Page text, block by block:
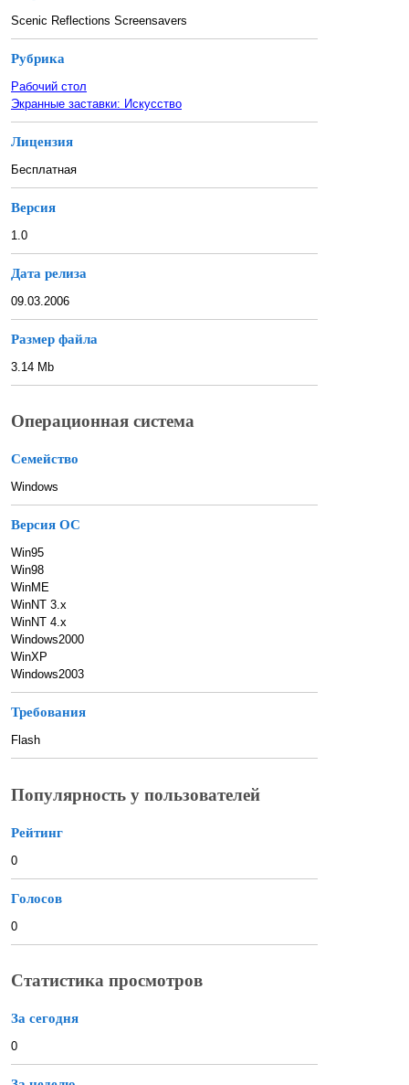
Scenic Reflections Screensavers
Рубрика
Рабочий стол
Экранные заставки: Искусство
Лицензия
Бесплатная
Версия
1.0
Дата релиза
09.03.2006
Размер файла
3.14 Mb
Операционная система
Семейство
Windows
Версия ОС
Win95
Win98
WinME
WinNT 3.x
WinNT 4.x
Windows2000
WinXP
Windows2003
Требования
Flash
Популярность у пользователей
Рейтинг
0
Голосов
0
Статистика просмотров
За сегодня
0